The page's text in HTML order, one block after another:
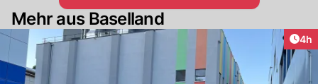
Mehr aus Baselland
4h